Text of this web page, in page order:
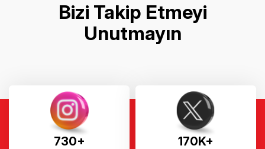
Bizi Takip Etmeyi
Unutmayın
730+ 170K+